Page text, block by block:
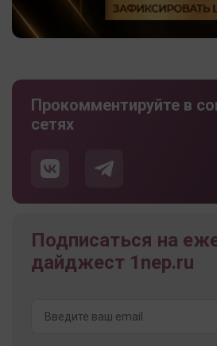
Прокомментируйте в
сетях
Подписаться на
дайджест 1nep.ru